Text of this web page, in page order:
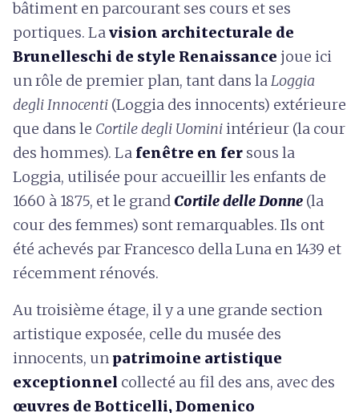
bâtiment en parcourant ses cours et ses
portiques. Lavision architecturale de
Brunelleschi de style Renaissance joue ici
un rôle de premier plan, tant dans laLoggia
degli Innocenti (Loggia des innocents) extérieure
que dans le Cortile degli Uominiintérieur (la cour
des hommes). La fenêtre en fer sous la
Loggia, utilisée pour accueillir les enfants de
1660 à 1875, et le grand Cortile delle Donne (la
cour des femmes) sont remarquables. Ils ont
été achevés par Francesco della Luna en 1439 et
récemment rénovés.
Au troisième étage, il y a une grande section
artistique exposée, celle du musée des
innocents, un patrimoine artistique
exceptionnel collecté au fil des ans, avec des
œuvres de Botticelli, Domenico